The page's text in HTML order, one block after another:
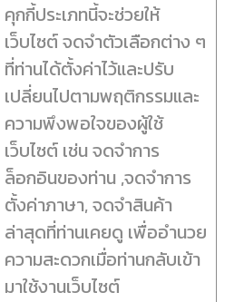
คุกกี้ประเภทนี้จะช่วยให้
เว็บไซต์ จดจำตัวเลือกต่าง ๆ
ที่ท่านได้ตั้งค่าไว้และปรับ
เปลี่ยนไปตามพฤติกรรมและ
ความพึงพอใจของผู้ใช้
เว็บไซต์ เช่น จดจำการ
ล็อกอินของท่าน ,จดจำการ
ตั้งค่าภาษา, จดจำสินค้า
ล่าสุดที่ท่านเคยดู เพื่ออำนวย
ความสะดวกเมื่อท่านกลับเข้า
มาใช้งานเว็บไซต์